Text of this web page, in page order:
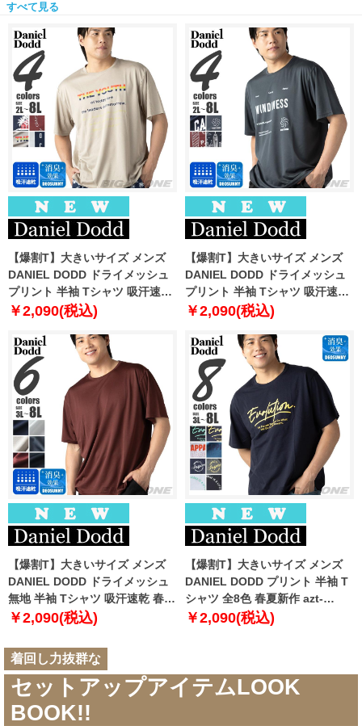
すべて見る
【爆割T】大きいサイズ メンズ
DANIEL DODD ドライメッシュ
プリント 半袖 Tシャツ 吸汗速乾
春夏新作 tjt-2602dry3 【fre】
￥2,090(税込)
【爆割T】大きいサイズ メンズ
DANIEL DODD ドライメッシュ
プリント 半袖 Tシャツ 吸汗速乾
春夏新作 tjt-2602dry4 【fre】
￥2,090(税込)
【爆割T】大きいサイズ メンズ
DANIEL DODD ドライメッシュ
無地 半袖 Tシャツ 吸汗速乾 春夏
新作 tjt-2602dry5 【fre】
￥2,090(税込)
【爆割T】大きいサイズ メンズ
DANIEL DODD プリント 半袖 T
シャツ 全8色 春夏新作 azt-
2602pt5 【fre】
￥2,090(税込)
着回し力抜群な
セットアップアイテムLOOK
BOOK!!